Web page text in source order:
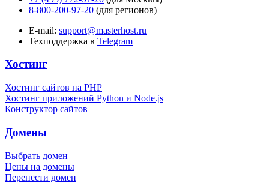
8-800-200-97-20 (для регионов)
E-mail: support@masterhost.ru
Техподдержка в Telegram
Хостинг
Хостинг сайтов на PHP
Хостинг приложений Python и Node.js
Конструктор сайтов
Домены
Выбрать домен
Цены на домены
Перенести домен